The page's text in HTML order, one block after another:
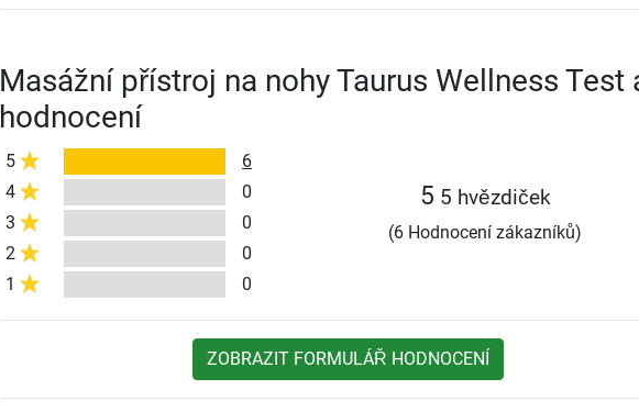
Masážní přístroj na nohy Taurus Wellness Test
hodnocení
5
6
4
0
3
0
2
0
1
0
5 5 hvězdiček
(6 Hodnocení zákazníků)
ZOBRAZIT FORMULÁŘ HODNOCENÍ